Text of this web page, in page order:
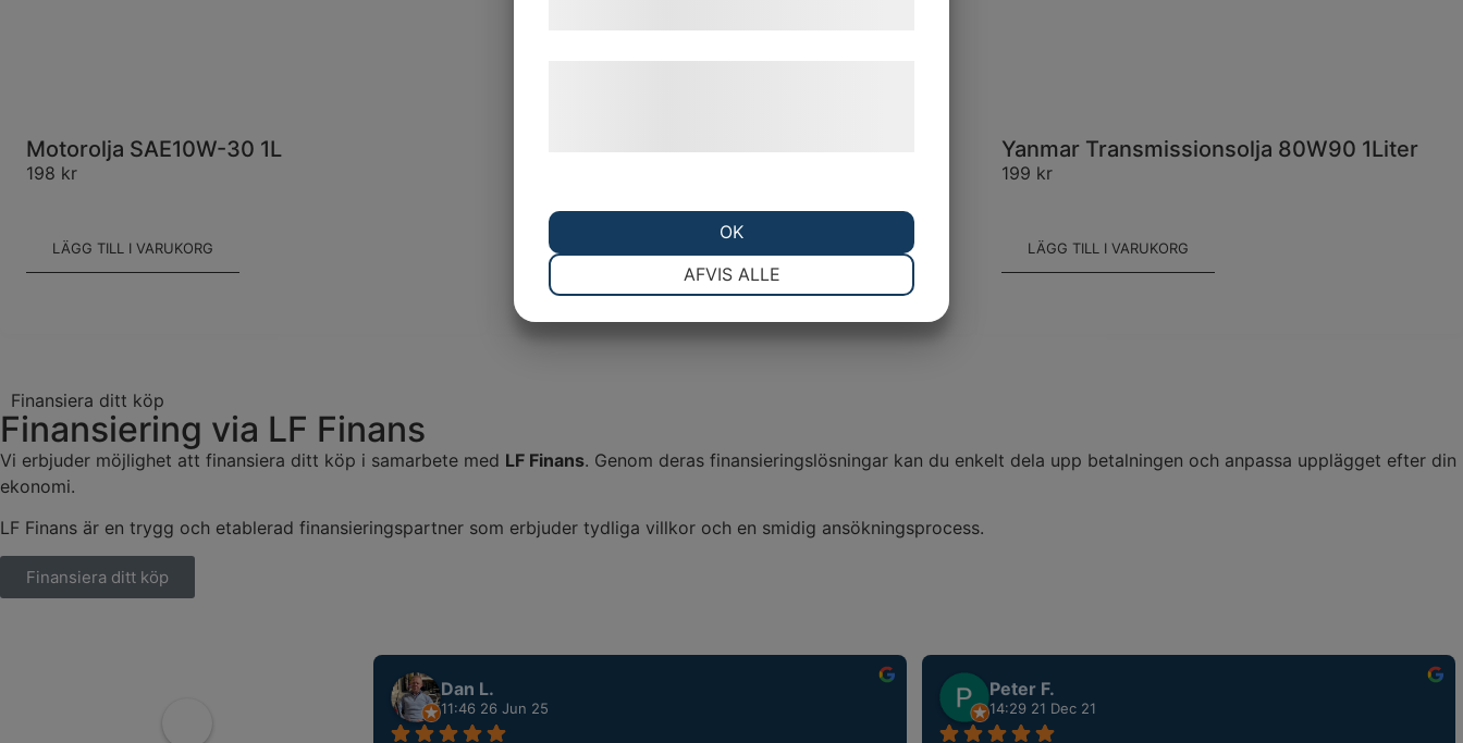
Motorolja SAE10W-30 1L
198 kr
LÄGG TILL I VARUKORG
Växelhusolja 80W90 1L
LÄGG TILL I VARUKORG
Yanmar Transmissionsolja 80W90 1Liter
199 kr
LÄGG TILL I VARUKORG
Finansiera ditt köp
Finansiering via LF Finans
Vi erbjuder möjlighet att finansiera ditt köp i samarbete med LF Finans. Genom deras finansieringslösningar kan du enkelt dela upp betalningen och anpassa upplägget efter din
ekonomi.
LF Finans är en trygg och etablerad finansieringspartner som erbjuder tydliga villkor och en smidig ansökningsprocess.
Finansiera ditt köp
Dan L.
11:46 26 Jun 25
Peter F.
14:29 21 Dec 21
AFVIS ALLE
OK